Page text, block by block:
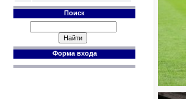
Поиск
Форма входа